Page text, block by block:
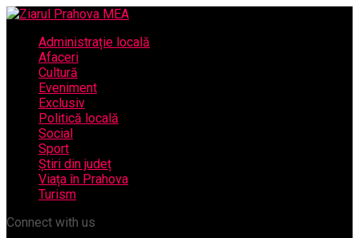
Administrație locală
Afaceri
Cultură
Eveniment
Exclusiv
Politică locală
Social
Sport
Știri din județ
Viața în Prahova
Turism
Connect with us